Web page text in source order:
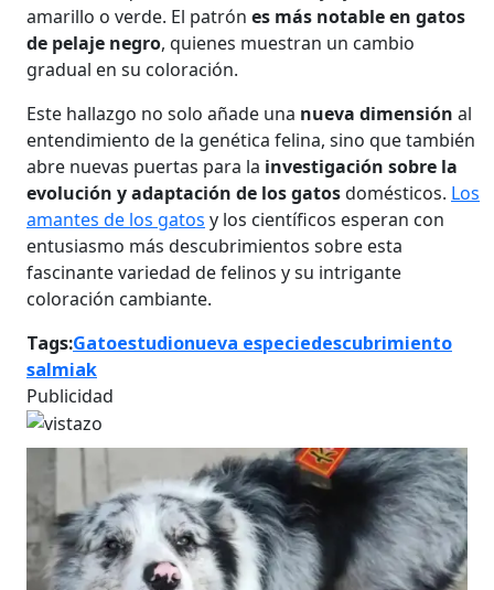
amarillo o verde. El patrón es más notable en gatos
de pelaje negro, quienes muestran un cambio
gradual en su coloración.
Este hallazgo no solo añade una nueva dimensión al
entendimiento de la genética felina, sino que también
abre nuevas puertas para la investigación sobre la
evolución y adaptación de los gatosdomésticos. Los
amantes de los gatos y los científicos esperan con
entusiasmo más descubrimientos sobre esta
fascinante variedad de felinos y su intrigante
coloración cambiante.
Tags:Gatoestudionueva especiedescubrimiento
salmiak
Publicidad